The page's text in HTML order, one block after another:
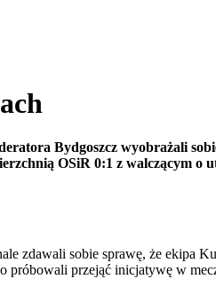
Bydgoszcz wyobrażali
OSiR 0:1 z walczącym
zdawali sobie sprawę, że ekipa
przejąć inicjatywę w